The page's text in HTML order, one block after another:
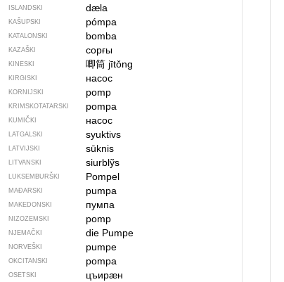
ISLANDSKI dæla
KAŠUPSKI pómpa
KATALONSKI bomba
KAZAŠKI сорғы
KINESKI 唧筒 jītǒng
KIRGISKI насос
KORNIJSKI pomp
KRIMSKOTATARSKI pompa
KUMIČKI насос
LATGALSKI syuktivs
LATVIJSKI sūknis
LITVANSKI siurblỹs
LUKSEMBURŠKI Pompel
MAĐARSKI pumpa
MAKEDONSKI пумпа
NIZOZEMSKI pomp
NJEMAČKI die Pumpe
NORVEŠKI pumpe
OKCITANSKI pompa
OSETSKI цъирӕн